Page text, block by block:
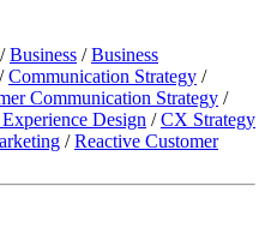
/Business /Business
/Communication Strategy /
Communication Strategy /
Design /CX Strategy
/Reactive Customer